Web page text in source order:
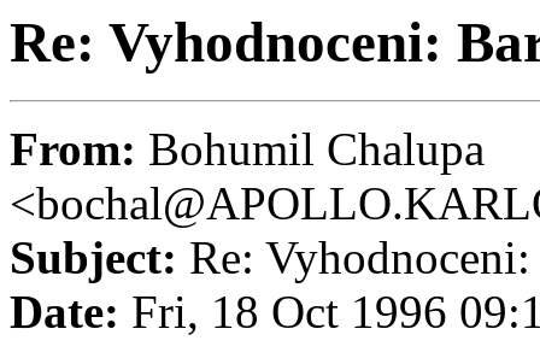
Re: Vyhodnoceni:
From: Bohumil Chalupa
Subject: Re:
Date: Fri, 18 Oct 1996